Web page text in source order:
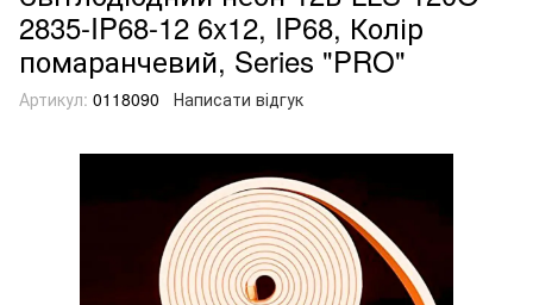
2835-IP68-12 6x12, IP68, Колір
помаранчевий, Series "PRO"
Артикул: 0118090 Написати відгук